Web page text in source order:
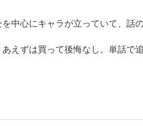
中心にキャラが立っていて、話
えずは買って後悔なし。単話で